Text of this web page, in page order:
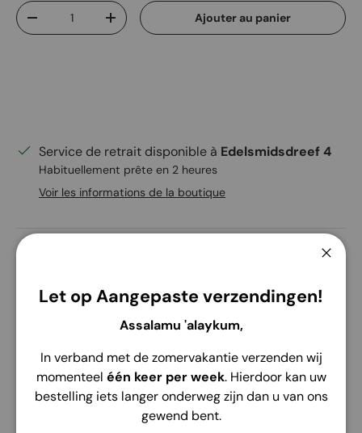
Qté
Diminuer la quantitéAugmenter la quantitéAjouter au panier
Service de retrait disponible à Edelsmidsdreef 4
Habituellement prête en 2 heures
Voir les informations de la boutique
Description Envoi Retour
Kinderen
OnzeInstant Pashmina voor kinderenis ontworpen
voor comfort en gemak. Gemaakt van zachte,
Ceruti-stofdie elegant valt en fijn
Let op Aangepaste verzendingen!
Assalamu 'alaykum,
In verband met de zomervakantie verzenden wij
momenteel één keer per week. Hierdoor kan uw
bestelling iets langer onderweg zijn dan u van ons
gewend bent.